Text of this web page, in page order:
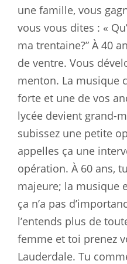
une famille, vous
vous vous dites : «
ma trentaine?” À 40
de ventre. Vous
menton. La musique
forte et une de vos
lycée devient grand-
subissez une petite
appelles ça une
opération. À 60 ans,
majeure; la musique
ça n’a pas
l’entends plus de
femme et toi prenez
Lauderdale. Tu